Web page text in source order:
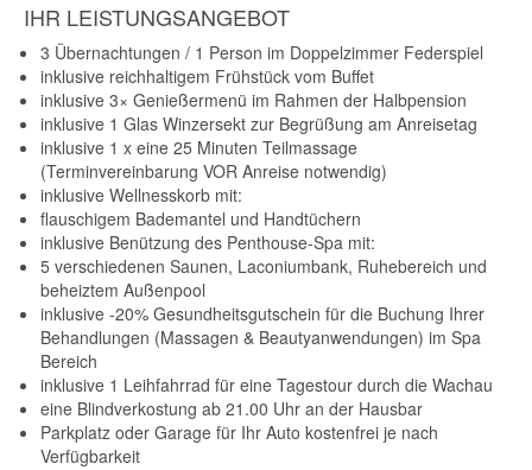
IHR LEISTUNGSANGEBOT
3 Übernachtungen / 1 Person im Doppelzimmer Federspiel
inklusive reichhaltigem Frühstück vom Buffet
inklusive 3× Genießermenü im Rahmen der Halbpension
inklusive 1 Glas Winzersekt zur Begrüßung am Anreisetag
inklusive 1 x eine 25 Minuten Teilmassage
(Terminvereinbarung VOR Anreise notwendig)
inklusive Wellnesskorb mit:
flauschigem Bademantel und Handtüchern
inklusive Benützung des Penthouse-Spa mit:
5 verschiedenen Saunen, Laconiumbank, Ruhebereich und
beheiztem Außenpool
inklusive -20% Gesundheitsgutschein für die Buchung Ihrer
Behandlungen (Massagen & Beautyanwendungen) im Spa
Bereich
inklusive 1 Leihfahrrad für eine Tagestour durch die Wachau
eine Blindverkostung ab 21.00 Uhr an der Hausbar
Parkplatz oder Garage für Ihr Auto kostenfrei je nach
Verfügbarkeit